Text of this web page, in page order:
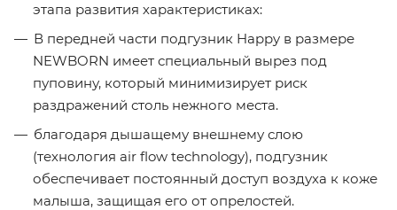
этапа развития характеристиках:
В передней части подгузник Happy в размере
NEWBORN имеет специальный вырез под
пуповину, который минимизирует риск
раздражений столь нежного места.
благодаря дышащему внешнему слою
(технология air flow technology), подгузник
обеспечивает постоянный доступ воздуха к коже
малыша, защищая его от опрелостей.